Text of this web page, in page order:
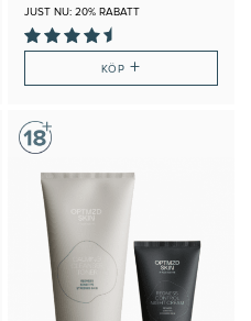
JUST NU: 20% RABATT
KÖP +